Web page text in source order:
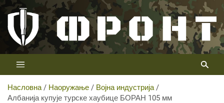
Скип
цонтент
Телевизија ФРОНТ
Први војни канал у Србији
Насловна Наоружање
Војна индустрија
Албанија купује турске хаубице БОРАН 105 мм